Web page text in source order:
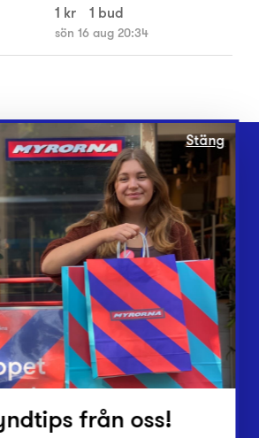
1 kr
1 bud
sön 16 aug 20:34
Stäng
från oss!